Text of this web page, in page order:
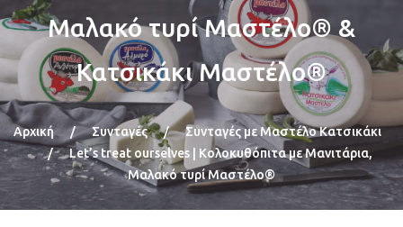
Μαλακό τυρί Μαστέλο® &
Κατσικάκι Μαστέλο®
Αρχική / Συνταγές /
Συνταγές με Μαστέλο Κατσικάκι
/
Let’s treat ourselves | Κολοκυθόπιτα με Μανιτάρια,
Μαλακό τυρί Μαστέλο®